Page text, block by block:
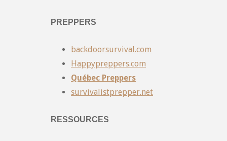
PREPPERS
backdoorsurvival.com
Happypreppers.com
Québec Preppers
survivalistprepper.net
RESSOURCES